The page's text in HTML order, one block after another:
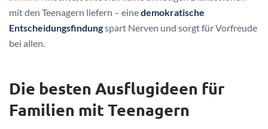
mit den Teenagern liefern – einedemokratische
Entscheidungsfindungspart Nerven und sorgt für Vorfreude
bei allen.
Die besten Ausflugideen für
Familien mit Teenagern